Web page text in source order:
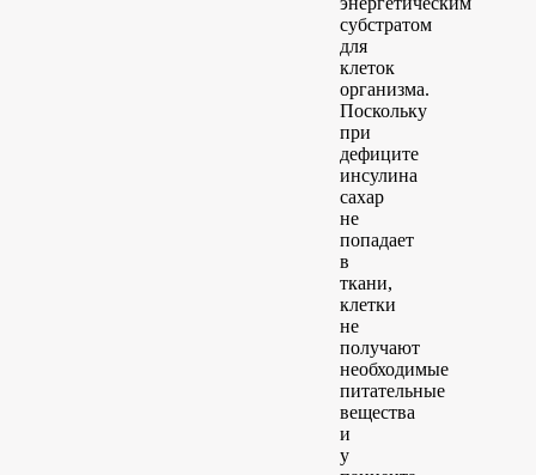
субстратом
для
клеток
организма.
Поскольку
при
дефиците
инсулина
сахар
не
попадает
в
ткани,
клетки
не
получают
необходимые
питательные
вещества
и
у